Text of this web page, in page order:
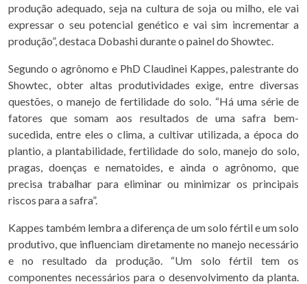
produção adequado, seja na cultura de soja ou milho, ele vai
expressar o seu potencial genético e vai sim incrementar a
produção”, destaca Dobashi durante o painel do Showtec.
Segundo o agrônomo e PhD Claudinei Kappes, palestrante do
Showtec, obter altas produtividades exige, entre diversas
questões, o manejo de fertilidade do solo. “Há uma série de
fatores que somam aos resultados de uma safra bem-
sucedida, entre eles o clima, a cultivar utilizada, a época do
plantio, a plantabilidade, fertilidade do solo, manejo do solo,
pragas, doenças e nematoides, e ainda o agrônomo, que
precisa trabalhar para eliminar ou minimizar os principais
riscos para a safra”.
Kappes também lembra a diferença de um solo fértil e um solo
produtivo, que influenciam diretamente no manejo necessário
e no resultado da produção. “Um solo fértil tem os
componentes necessários para o desenvolvimento da planta.